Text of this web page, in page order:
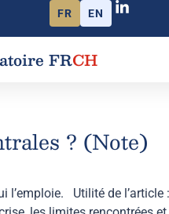
FR EN
FRCH
? (Note)
l’emploie. Utilité de l’article